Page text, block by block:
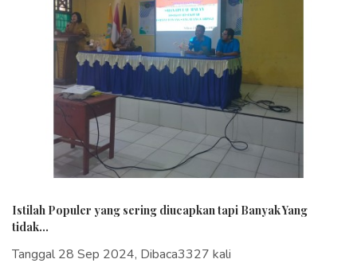
Istilah Populer yang sering diucapkan tapi Banyak Yang
tidak...
Tanggal 28 Sep 2024, Dibaca3327 kali